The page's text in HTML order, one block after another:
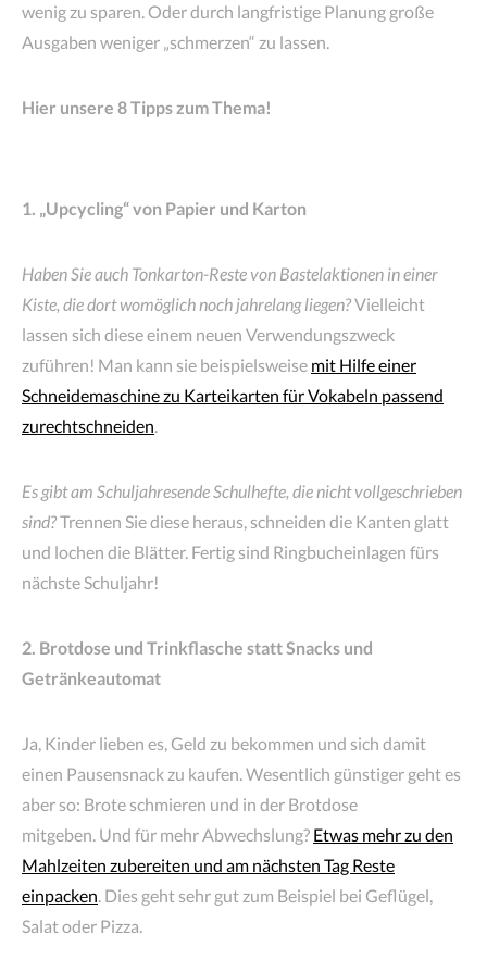
wenig zu sparen. Oder durch langfristige Planung große
Ausgaben weniger „schmerzen“ zu lassen.
Hier unsere 8 Tipps zum Thema!
1. „Upcycling“ von Papier und Karton
Haben Sie auch Tonkarton-Reste von Bastelaktionen in einer
Kiste, die dort womöglich noch jahrelang liegen?Vielleicht
lassen sich diese einem neuen Verwendungszweck
zuführen! Man kann sie beispielsweise mit Hilfe einer
Schneidemaschine zu Karteikarten für Vokabeln passend
zurechtschneiden.
Es gibt am Schuljahresende Schulhefte, die nicht vollgeschrieben
sind?Trennen Sie diese heraus, schneiden die Kanten glatt
und lochen die Blätter. Fertig sind Ringbucheinlagen fürs
nächste Schuljahr!
2. Brotdose und Trinkflasche statt Snacks und
Getränkeautomat
Ja, Kinder lieben es, Geld zu bekommen und sich damit
einen Pausensnack zu kaufen. Wesentlich günstiger geht es
aber so: Brote schmieren und in der Brotdose
mitgeben. Und für mehr Abwechslung? Etwas mehr zu den
Mahlzeiten zubereiten und am nächsten Tag Reste
einpacken. Dies geht sehr gut zum Beispiel bei Geflügel,
Salat oder Pizza.